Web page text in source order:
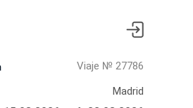
Viaje № 27786
Madrid